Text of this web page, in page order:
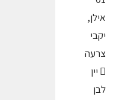
אילן,
יקבי
צרעה
 יין
לבן